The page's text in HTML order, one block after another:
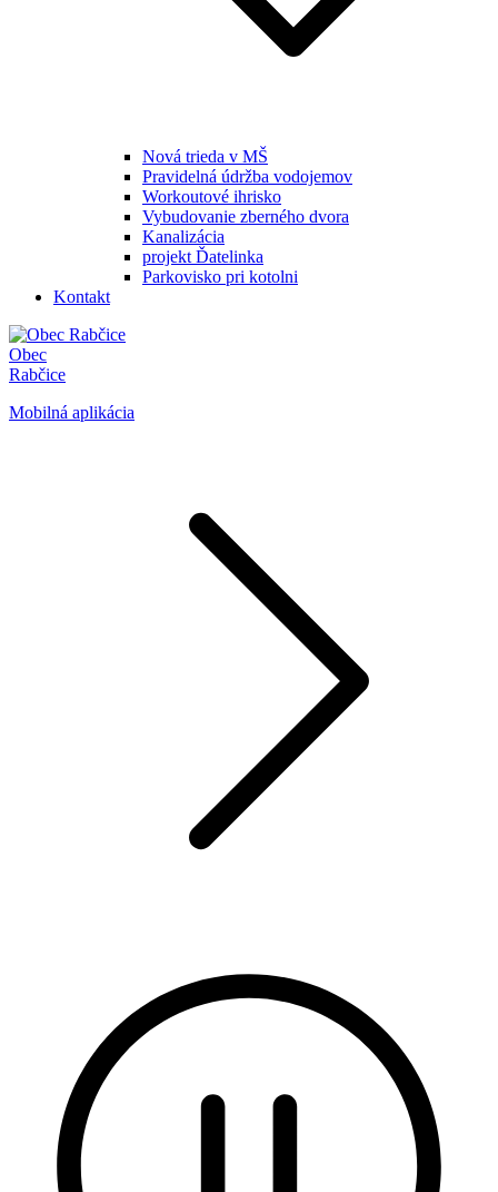
Nová trieda v MŠ
Pravidelná údržba vodojemov
Workoutové ihrisko
Vybudovanie zberného dvora
Kanalizácia
projekt Ďatelinka
Parkovisko pri kotolni
Kontakt
Obec
Rabčice
Mobilná aplikácia